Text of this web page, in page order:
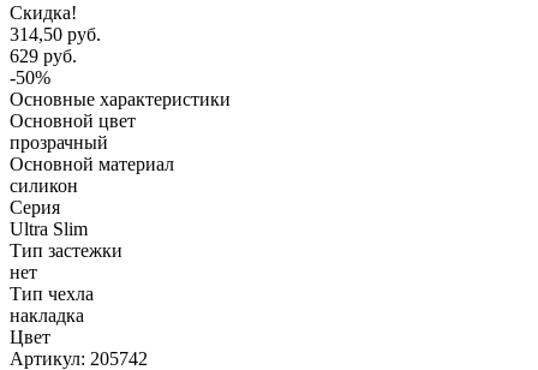
Скидка!
314,50 руб.
629 руб.
-50%
Основные характеристики
Основной цвет
прозрачный
Основной материал
силикон
Серия
Ultra Slim
Тип застежки
нет
Тип чехла
накладка
Цвет
Артикул: 205742